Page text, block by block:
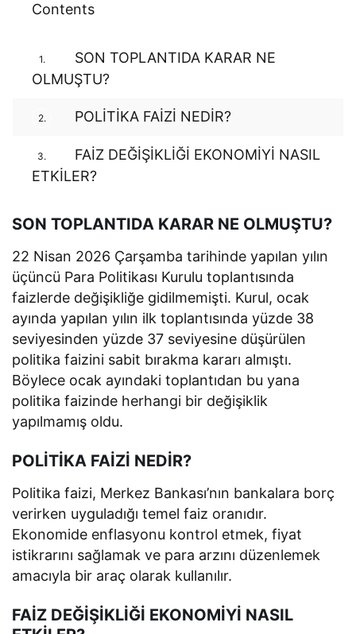
Contents
1.
SON TOPLANTIDA KARAR NE
OLMUŞTU?
2. POLİTİKA FAİZİ NEDİR?
3.
FAİZ DEĞİŞİKLİĞİ EKONOMİYİ NASIL
ETKİLER?
SON TOPLANTIDA KARAR NE OLMUŞTU?
22 Nisan 2026 Çarşamba tarihinde yapılan yılın
üçüncü Para Politikası Kurulu toplantısında
faizlerde değişikliğe gidilmemişti. Kurul, ocak
ayında yapılan yılın ilk toplantısında yüzde 38
seviyesinden yüzde 37 seviyesine düşürülen
politika faizini sabit bırakma kararı almıştı.
Böylece ocak ayındaki toplantıdan bu yana
politika faizinde herhangi bir değişiklik
yapılmamış oldu.
POLİTİKA FAİZİ NEDİR?
Politika faizi, Merkez Bankası’nın bankalara borç
verirken uyguladığı temel faiz oranıdır.
Ekonomide enflasyonu kontrol etmek, fiyat
istikrarını sağlamak ve para arzını düzenlemek
amacıyla bir araç olarak kullanılır.
FAİZ DEĞİŞİKLİĞİ EKONOMİYİ NASIL